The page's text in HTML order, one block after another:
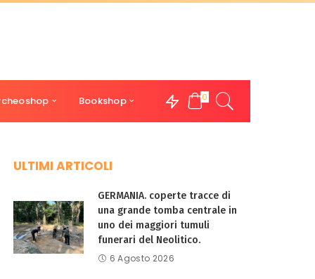
Bookshop 0
ULTIMI ARTICOLI
GERMANIA. coperte tracce di
una grande tomba centrale in
uno dei maggiori tumuli
funerari del Neolitico.
6 Agosto 2026